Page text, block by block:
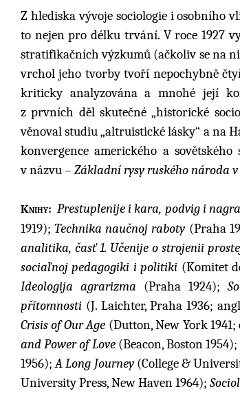
Z hlediska vývoje sociologie i osobního
to nejen pro délku trvání. V roce 1927
stratifikačních výzkumů (ačkoliv se na
vrchol jeho tvorby tvoří nepochybně
kriticky analyzována a mnohé její
z prvních děl skutečné „historické
věnoval studiu „altruistické lásky“ a na
konvergence amerického a
v názvu – Základní rysy ruského národa
Knihy: Prestuplenije i kara, podvig i
1919);Technika naučnoj raboty(Praha
analitika, časť 1. Učenije o strojenii
sociaľnoj pedagogiki i politiki (Komitet
Ideologija agrarizma (Praha 1924);
přítomnosti (J. Laichter, Praha 1936;
Crisis of Our Age (Dutton, New York
and Power of Love(Beacon, Boston 1954);
1956);A Long Journey(College &
University Press, New Haven 1964);